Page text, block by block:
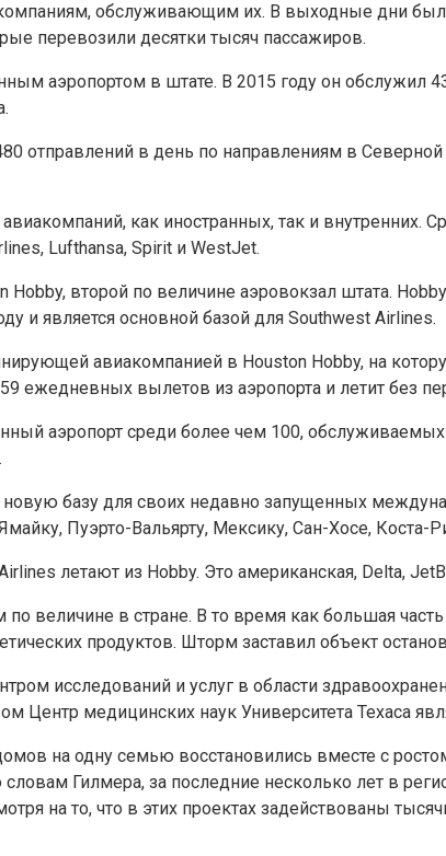
обслуживающим их. В выходные дни
перевозили десятки тысяч пассажиров.
аэропортом в штате. В 2015 году он
отправлений в день по направлениям в
как иностранных, так и внутренних.
Lufthansa, Spirit и WestJet.
второй по величине аэровокзал штата.
является основной базой для Southwest Airlines.
авиакомпанией в Houston Hobby, на
ежедневных вылетов из аэропорта и летит без
аэропорт среди более чем 100,
базу для своих недавно запущенных
Пуэрто-Вальярту, Мексику, Сан-Хосе, Коста-
летают из Hobby. Это американская, Delta,
величине в стране. В то время как большая
продуктов. Шторм заставил объект
исследований и услуг в области
Центр медицинских наук Университета Техаса
на одну семью восстановились вместе с
Гилмера, за последние несколько лет в
на то, что в этих проектах задействованы